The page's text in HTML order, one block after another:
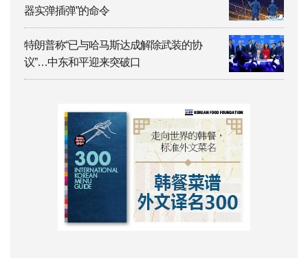
器实弹插弹”的命令
特朗普称“已与哈马斯达成解除武装的协
议”…中东和平迎来突破口